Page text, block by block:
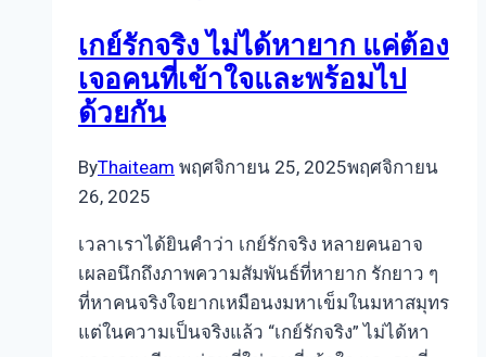
เกย์รักจริง ไม่ได้หายาก แค่ต้อง
เจอคนที่เข้าใจและพร้อมไป
ด้วยกัน
ByThaiteam พฤศจิกายน 25, 2025พฤศจิกายน
26, 2025
เวลาเราได้ยินคำว่า เกย์รักจริง หลายคนอาจ
เผลอนึกถึงภาพความสัมพันธ์ที่หายาก รักยาว ๆ
ที่หาคนจริงใจยากเหมือนงมหาเข็มในมหาสมุทร
แต่ในความเป็นจริงแล้ว “เกย์รักจริง” ไม่ได้หา